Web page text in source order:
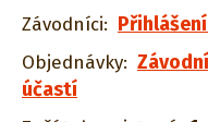
Závodníci:
Objednávky:
účastí